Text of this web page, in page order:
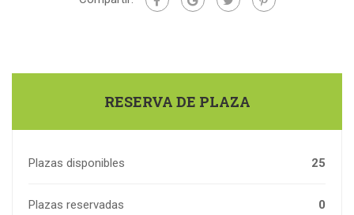
RESERVA DE PLAZA
Plazas disponibles 25
Plazas reservadas 0